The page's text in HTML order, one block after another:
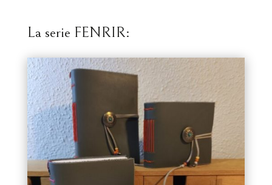
La serie FENRIR: